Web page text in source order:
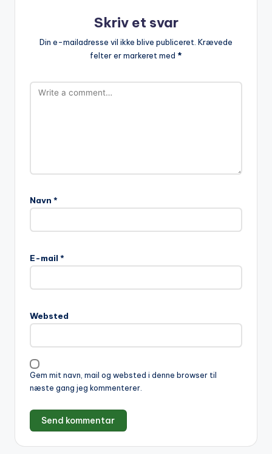
Skriv et svar
Din e-mailadresse vil ikke blive publiceret. Krævede
felter er markeret med *
Navn *
E-mail *
Websted
Gem mit navn, mail og websted i denne browser til
næste gang jeg kommenterer.
t
a
i
v
e
: